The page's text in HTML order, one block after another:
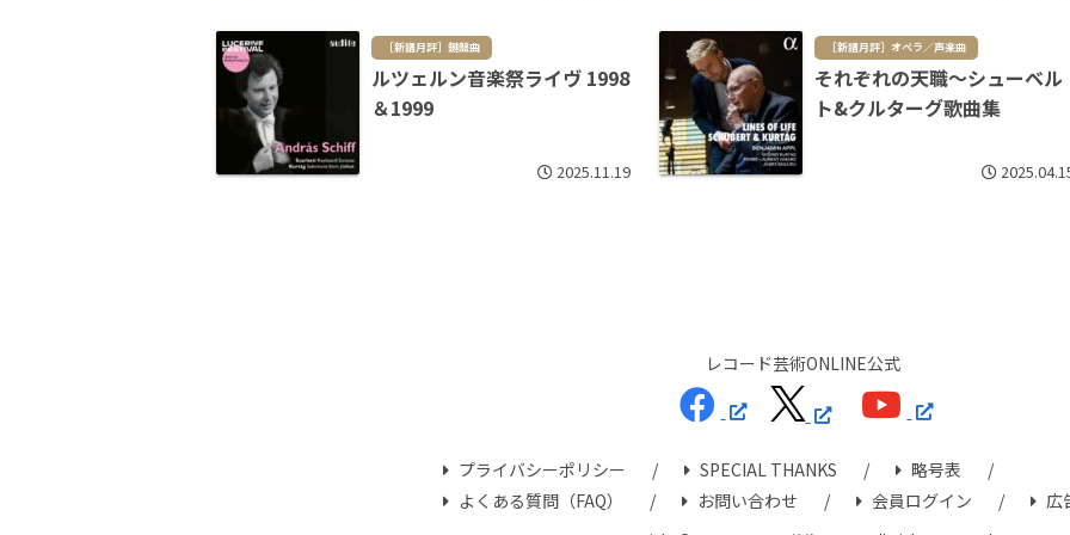
［新譜月評］鍵盤曲
ルツェルン音楽祭ライヴ 1998
＆1999
2025.11.19
［新譜月評］オペラ／声楽曲
それぞれの天職～シューベル
ト&クルターグ歌曲集
レコード芸術ONLINE公式
プライバシーポリシー SPECIAL THANKS
略号表
よくある質問（FAQ）
お問い合わせ 会員ログイン 広